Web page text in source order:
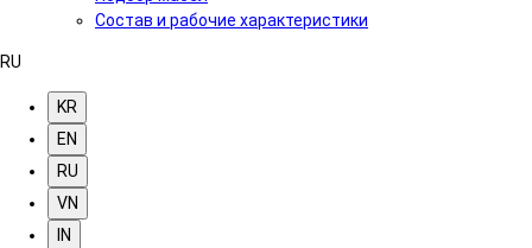
Состав и рабочие характеристики
RU
KR
EN
RU
VN
IN